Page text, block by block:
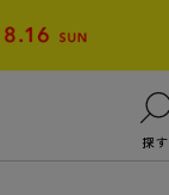
探す